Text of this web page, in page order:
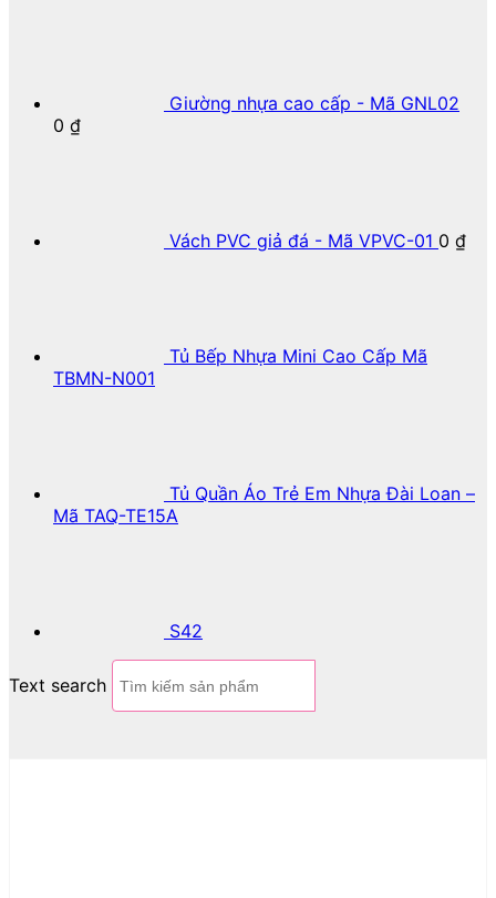
Giường nhựa cao cấp - Mã GNL02
0 ₫
Vách PVC giả đá - Mã VPVC-01 0 ₫
Tủ Bếp Nhựa Mini Cao Cấp Mã
TBMN-N001
Tủ Quần Áo Trẻ Em Nhựa Đài Loan –
Mã TAQ-TE15A
S42
Text search